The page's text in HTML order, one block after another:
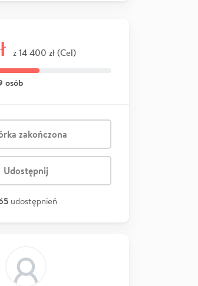
z 14 400 zł (Cel)
osób
zakończona
Udostępnij
udostępnień